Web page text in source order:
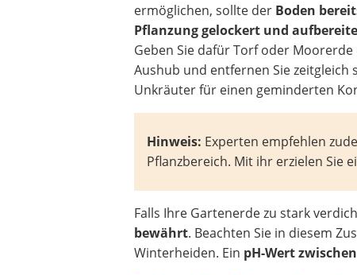
ermöglichen, sollte der Boden
Pflanzung gelockert und
Geben Sie dafür Torf oder
Aushub und entfernen Sie zeitgleich
Unkräuter für einen geminderten
Hinweis: Experten empfehlen
Pflanzbereich. Mit ihr erzielen Sie
Falls Ihre Gartenerde zu stark
bewährt. Beachten Sie in diesem
Winterheiden. Ein pH-Wert